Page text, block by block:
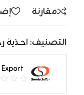
مقارنة
التصنيف: احذية